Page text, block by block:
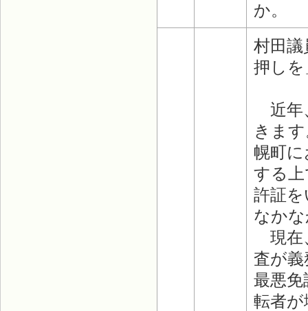
か。
村田
押しを
近年
きま
幌町
する
許証
なか
現在
査が
最悪
転者